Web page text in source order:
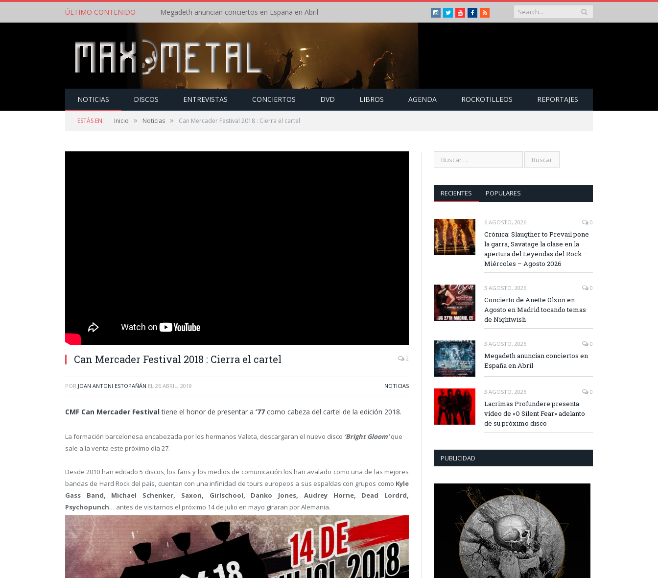
ÚLTIMO CONTENIDO Instagram
TwitterYoutubeFacebook
RSS
NOTICIAS DISCOS ENTREVISTAS CONCIERTOS DVD LIBROS AGENDA ROCKOTILLEOS REPORTAJES
ESTÁS EN: Inicio » Noticias » Can Mercader Festival 2018 : Cierra el cartel
Can Mercader Festival 2018 : Cierra el cartel 2
POR JOAN ANTONI ESTOPAÑÁN EL 26 ABRIL, 2018 NOTICIAS
CMF Can Mercader Festivaltiene el honor de presentar a ’77 como cabeza del cartel de la edición 2018.
La formación barcelonesa encabezada por los hermanos Valeta, descargaran el nuevo disco ‘Bright Gloom’que
sale a la venta este próximo día 27.
Desde 2010 han editado 5 discos, los fans y los medios de comunicación los han avalado como una de las mejores
bandas de Hard Rock del país, cuentan con una infinidad de tours europeos a sus espaldas con grupos como Kyle
Gass Band, Michael Schenker, Saxon, Girlschool, Danko Jones, Audrey Horne, Dead Lordrd,
Psychopunch… antes de visitarnos el próximo 14 de julio en mayo giraran por Alemania.
RECIENTES POPULARES
6 AGOSTO, 2026 0
Crónica: Slaugther to Prevail pone
la garra, Savatage la clase en la
apertura del Leyendas del Rock –
Miércoles – Agosto 2026
3 AGOSTO, 2026 0
Concierto de Anette Olzon en
Agosto en Madrid tocando temas
de Nightwish
3 AGOSTO, 2026 0
Megadeth anuncian conciertos en
España en Abril
3 AGOSTO, 2026 0
Lacrimas Profundere presenta
vídeo de «O Silent Fear» adelanto
de su próximo disco
PUBLICIDAD